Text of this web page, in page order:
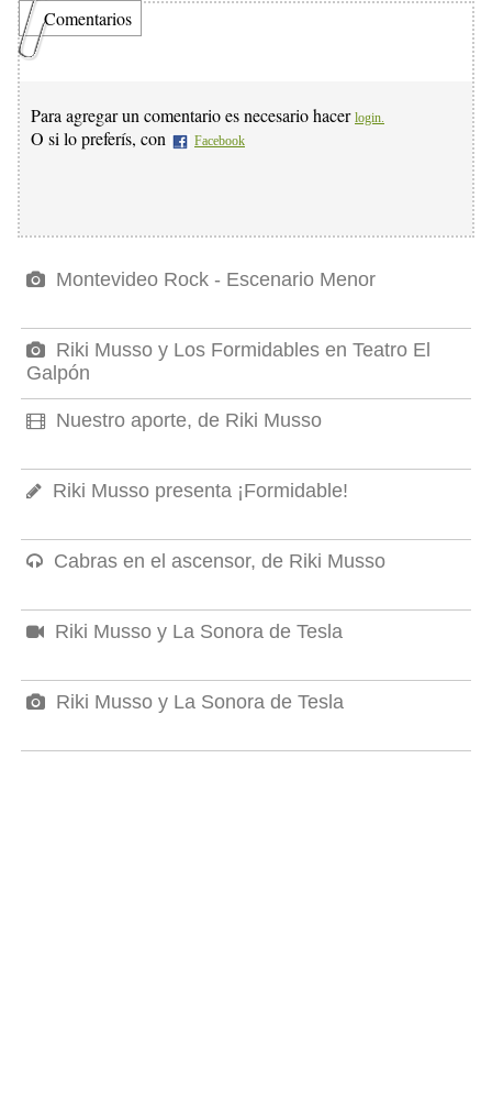
Comentarios
Para agregar un comentario es necesario hacer login.
O si lo preferís, con Facebook
Montevideo Rock - Escenario Menor
Riki Musso y Los Formidables en Teatro El
Galpón
Nuestro aporte, de Riki Musso
Riki Musso presenta ¡Formidable!
Cabras en el ascensor, de Riki Musso
Riki Musso y La Sonora de Tesla
Riki Musso y La Sonora de Tesla